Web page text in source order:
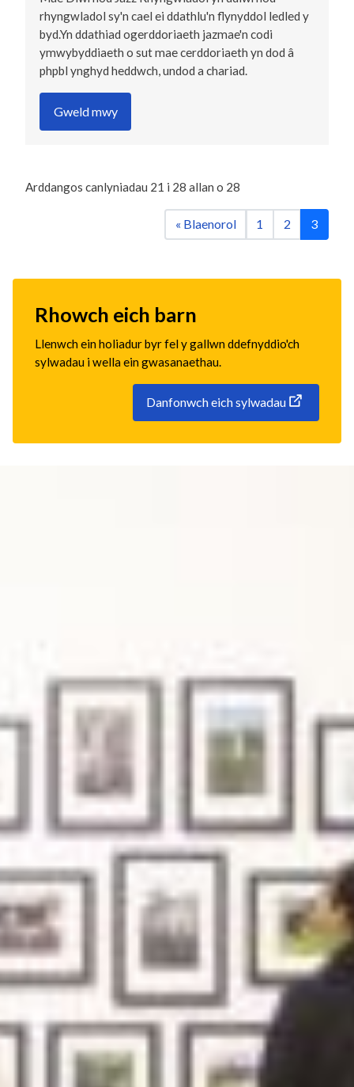
rhyngwladol sy'n cael ei ddathlu'n flynyddol ledled y
byd.Yn ddathiad ogerddoriaeth jazmae'n codi
ymwybyddiaeth o sut mae cerddoriaeth yn dod â
phpbl ynghyd heddwch, undod a chariad.
Gweld mwy
Arddangos canlyniadau 21 i 28 allan o 28
« Blaenorol 1 2 3
Rhowch eich barn
Llenwch ein holiadur byr fel y gallwn ddefnyddio'ch
sylwadau i wella ein gwasanaethau.
Danfonwch eich sylwadau